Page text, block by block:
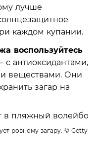
лучше
каждом купании.
воспользуйтесь
с антиоксидантами,
веществами. Они
загар на
ровному загару. © Getty